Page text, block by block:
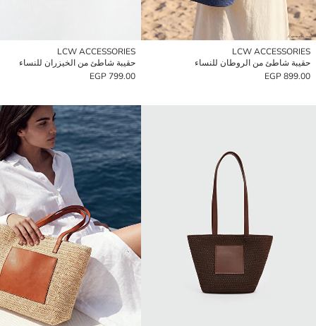
LCW ACCESSORIES
حقيبة شاطئ من الروطان للنساء
899.00 EGP
LCW ACCESSORIES
حقيبة شاطئ من الخيزران للنساء
799.00 EGP